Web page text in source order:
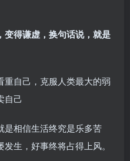
变得谦虚，换句话说，就是
自己，克服人类最大的弱
自己
是相信生活终究是乐多苦
生，好事终将占得上风。